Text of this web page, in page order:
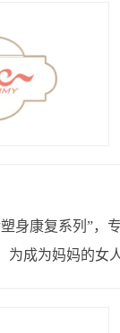
身康复系列”，
为成为妈妈的女